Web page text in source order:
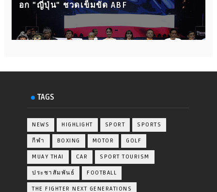
อก "ญี่ปุ่น" ชวดเข็มขัด ABF
TAGS
NEWS HIGHLIGHT SPORT SPORTS
กีฬา BOXING MOTOR GOLF
MUAY THAI CAR SPORT TOURISM
ประชาสัมพันธ์ FOOTBALL
THE FIGHTER NEXT GENERATIONS